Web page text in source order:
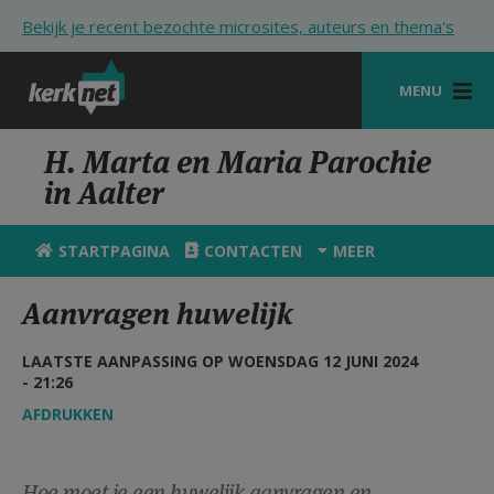
Bekijk je recent bezochte microsites, auteurs en thema's
MENU
STARTPAGINA
KERK
VIERINGEN
ZOEKEN
HULP
STARTPAGINA PORTAAL
H. Marta en Maria Parochie
in Aalter
STARTPAGINA CONTACTEN MEER
Aanvragen huwelijk
LAATSTE AANPASSING OP WOENSDAG 12 JUNI 2024
- 21:26
AFDRUKKEN